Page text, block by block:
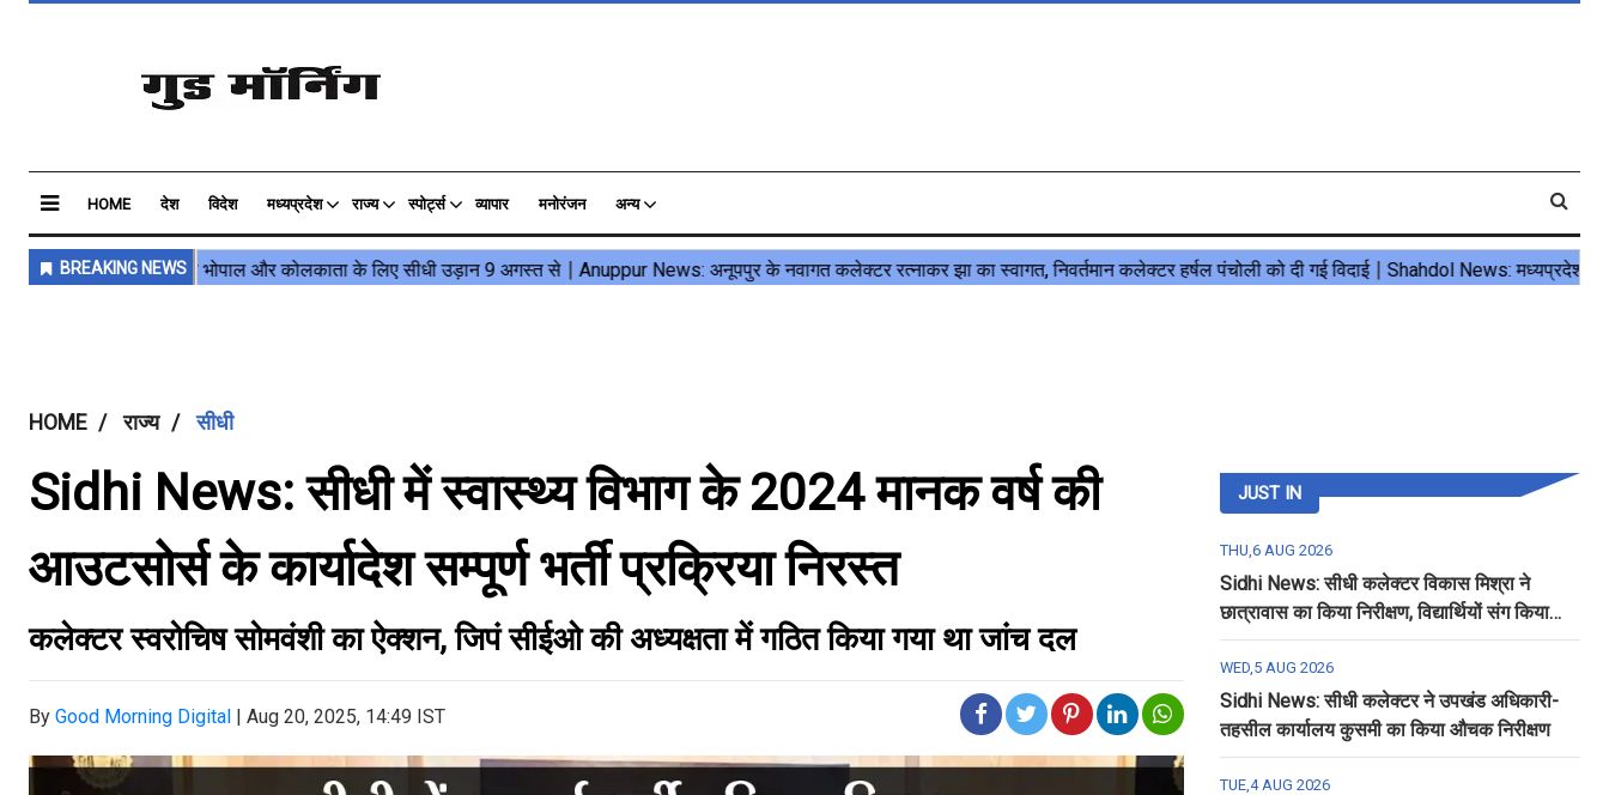
HOME देश विदेश मध्यप्रदेश राज्य स्पोर्ट्स व्यापार मनोरंजन अन्य
HOME राज्य सीधी
Sidhi News: सीधी में स्वास्थ्य विभाग के 2024 मानक वर्ष की
आउटसोर्स के कार्यादेश सम्पूर्ण भर्ती प्रक्रिया निरस्त
कलेक्टर स्वरोचिष सोमवंशी का ऐक्शन, जिपं सीईओ की अध्यक्षता में गठित किया गया था जांच दल
By Good Morning Digital | Aug 20, 2025, 14:49 IST
JUST IN
THU,6 AUG 2026
Sidhi News: सीधी कलेक्टर विकास मिश्रा ने
छात्रावास का किया निरीक्षण, विद्यार्थियों संग किया
रात्रि भोजन
WED,5 AUG 2026
Sidhi News: सीधी कलेक्टर ने उपखंड अधिकारी-
तहसील कार्यालय कुसमी का किया औचक निरीक्षण
TUE,4 AUG 2026